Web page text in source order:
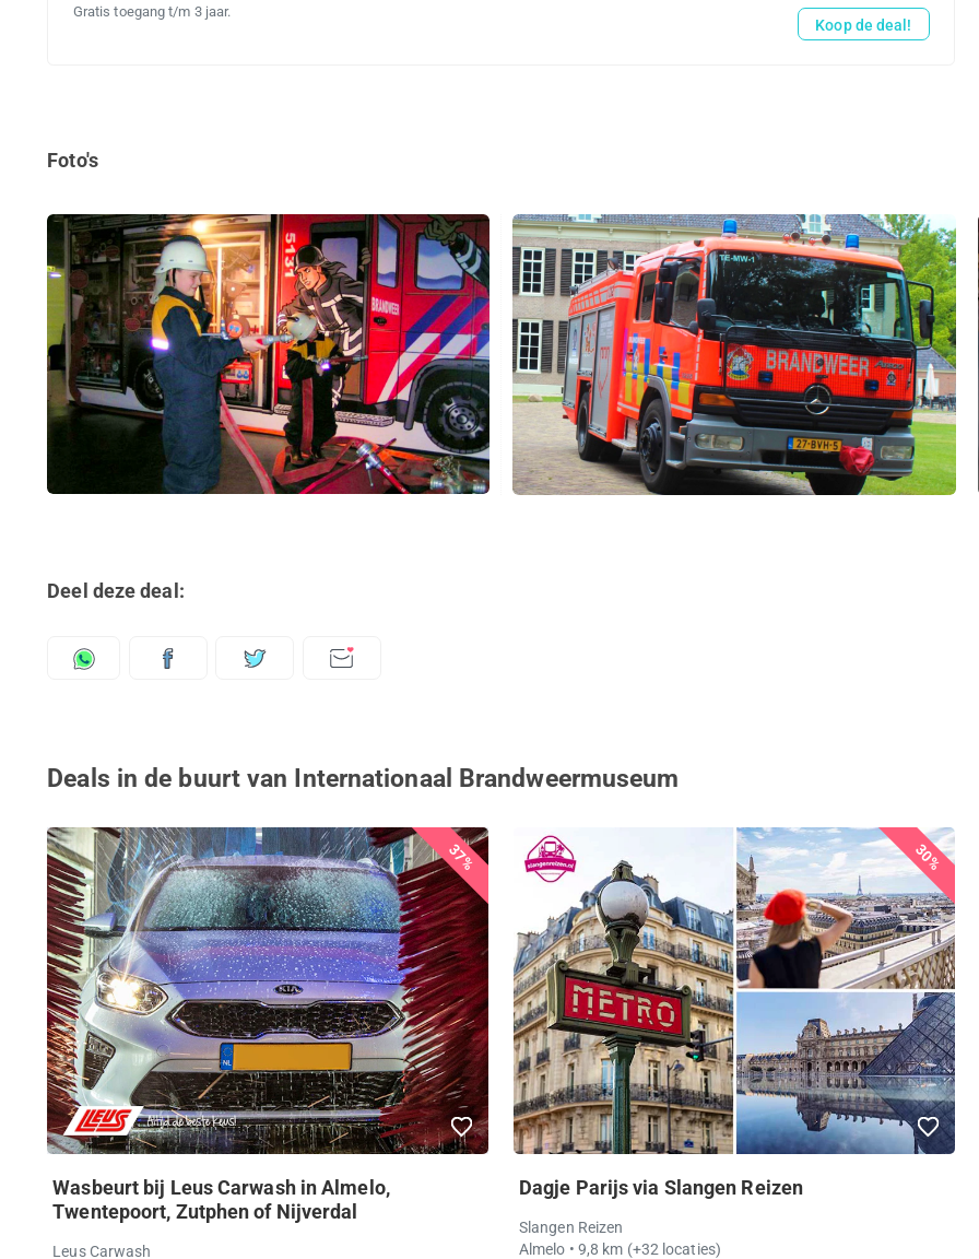
Gratis toegang t/m 3 jaar.
Koop de deal!
Foto's
Deel deze deal:
Deals in de buurt van Internationaal Brandweermuseum
37%
Wasbeurt bij Leus Carwash in Almelo,
Twentepoort, Zutphen of Nijverdal
Leus Carwash
30%
Dagje Parijs via Slangen Reizen
Slangen Reizen
Almelo • 9,8 km (+32 locaties)